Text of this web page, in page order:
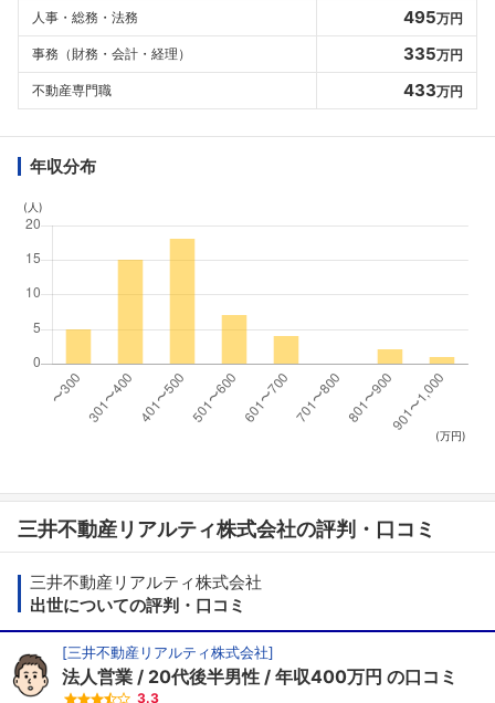
人事・総務・法務 495万円
事務（財務・会計・経理） 335万円
不動産専門職 433万円
年収分布
(人)
(万円)
三井不動産リアルティ株式会社の評判・口コミ
三井不動産リアルティ株式会社
出世についての評判・口コミ
[三井不動産リアルティ株式会社]
法人営業 20代後半男性 年収400万円 の口コミ
3.3